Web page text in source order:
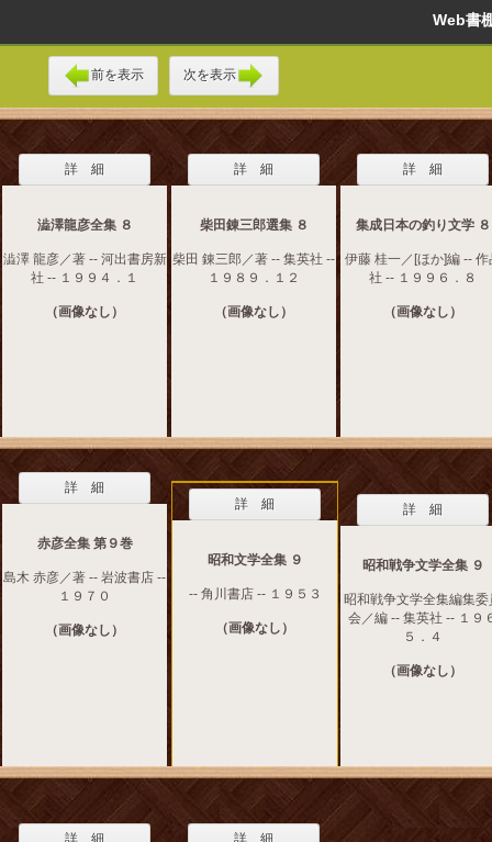
Web
前を表示 次を表示
詳 細
澁澤龍彦全集 ８
澁澤 龍彦／著 -- 河出書房新
社 -- １９９４．１
（画像なし）
詳 細
柴田錬三郎選集 ８
柴田 錬三郎／著 -- 集英社 --
１９８９．１２
（画像なし）
詳 細
集成日本の釣り文学 ８
伊藤 桂一／[ほか]編 -- 作
社 -- １９９６．８
（画像なし）
詳 細
赤彦全集 第９巻
島木 赤彦／著 -- 岩波書店 --
１９７０
（画像なし）
詳 細
昭和文学全集 ９
-- 角川書店 -- １９５３
（画像なし）
詳 細
昭和戦争文学全集 ９
昭和戦争文学全集編集委
会／編 -- 集英社 -- １９
５．４
（画像なし）
詳 細 詳 細